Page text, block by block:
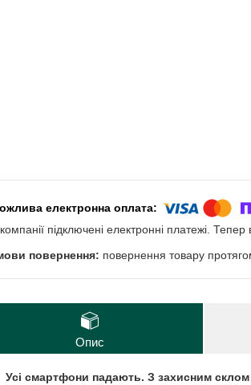
підключені електронні платежі.
повернення товару
Опис
Усі смартфони падають. З захисним